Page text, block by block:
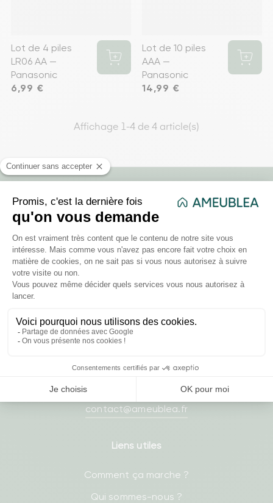
Lot de 4 piles
LR06 AA —
Panasonic
Prix
6,99 €
Lot de 10 piles
AAA —
Panasonic
Prix
14,99 €
Affichage 1-4 de 4 article(s)
178 rue d'Alger, Roubaix, Hauts-de-France
France
03 20 37 87 66
- Lundi : 8h30-17h
- Mardi : 8h30-17h
- Jeudi : 8h30-17h
contact@ameublea.fr
Liens utiles
Comment ça marche ?
Qui sommes-nous ?